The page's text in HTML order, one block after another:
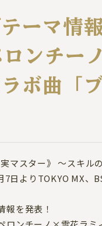
ーマ情
ンチー
ボ曲「
マスター》 ～スキル
日よりTOKYO MX、
報を発表！